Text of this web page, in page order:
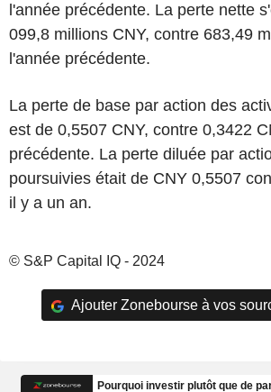
l'année précédente. La perte nette
099,8 millions CNY, contre 683,49
l'année précédente.
La perte de base par action des
est de 0,5507 CNY, contre 0,3422
précédente. La perte diluée par
poursuivies était de CNY 0,5507
il y a un an.
© S&P Capital IQ - 2024
Ajouter Zonebourse à vos